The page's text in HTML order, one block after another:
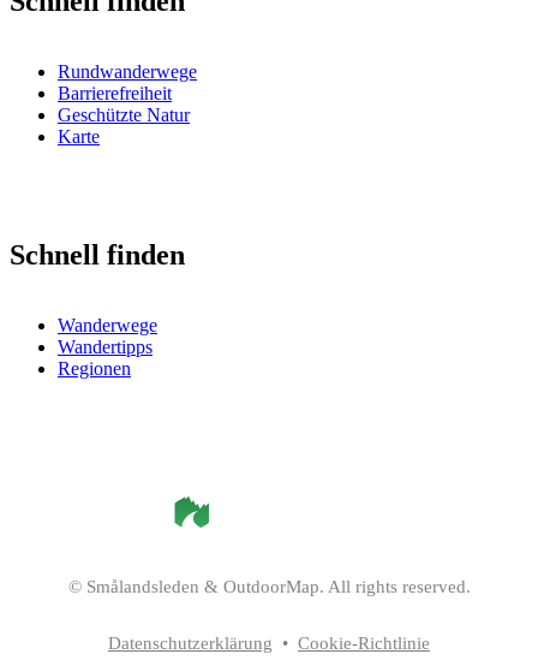
Rundwanderwege
Barrierefreiheit
Geschützte Natur
Karte
Schnell finden
Wanderwege
Wandertipps
Regionen
© Smålandsleden & OutdoorMap. All rights reserved.
Datenschutzerklärung • Cookie-Richtlinie